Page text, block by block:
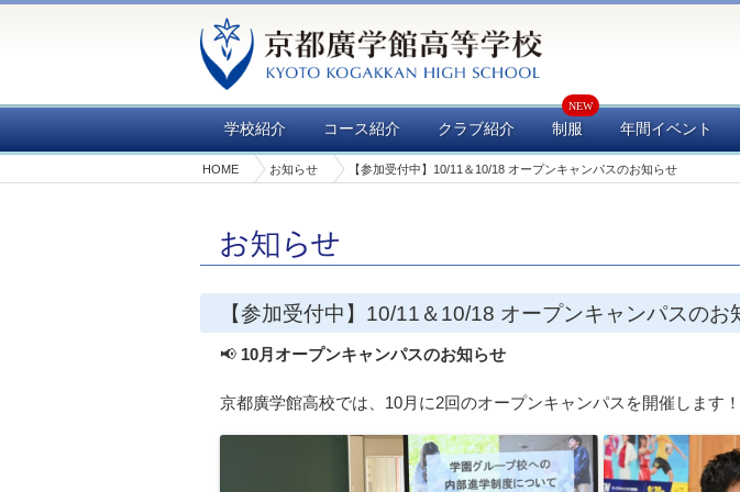
学校紹介 コース紹介 クラブ紹介 制服 年間イベント
HOME お知らせ 【参加受付中】10/11＆10/18 オープンキャンパスのお知らせ
【参加受付中】10/11＆10/18 オープンキャンパスのお
📢 10月オープンキャンパスのお知らせ
京都廣学館高校では、10月に2回のオープンキャンパスを開催します！